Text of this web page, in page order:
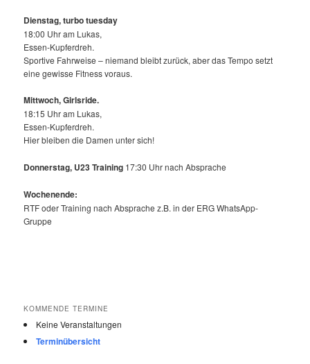
Dienstag, turbo tuesday
18:00 Uhr am Lukas,
Essen-Kupferdreh.
Sportive Fahrweise – niemand bleibt zurück, aber das Tempo setzt
eine gewisse Fitness voraus.
Mittwoch,Girlsride.
18:15 Uhr am Lukas,
Essen-Kupferdreh.
Hier bleiben die Damen unter sich!
Donnerstag, U23 Training 17:30 Uhr nach Absprache
Wochenende:
RTF oder Training nach Absprache z.B. in der ERG WhatsApp-
Gruppe
KOMMENDE TERMINE
Keine Veranstaltungen
Terminübersicht